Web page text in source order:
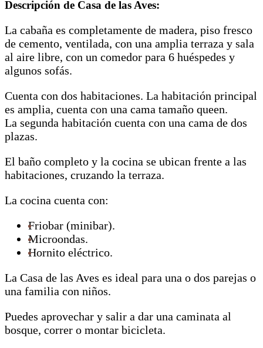
Descripción de Casa de las Aves:
La cabaña es completamente de madera, piso fresco
de cemento, ventilada, con una amplia terraza y sala
al aire libre, con un comedor para 6 huéspedes y
algunos sofás.
Cuenta con dos habitaciones. La habitación principal
es amplia, cuenta con una cama tamaño queen.
La segunda habitación cuenta con una cama de dos
plazas.
El baño completo y la cocina se ubican frente a las
habitaciones, cruzando la terraza.
La cocina cuenta con:
Friobar (minibar).
Microondas.
Hornito eléctrico.
La Casa de las Aves es ideal para una o dos parejas o
una familia con niños.
Puedes aprovechar y salir a dar una caminata al
bosque, correr o montar bicicleta.